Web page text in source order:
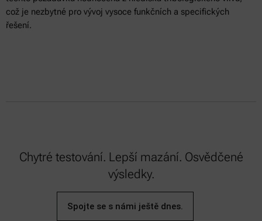
což je nezbytné pro vývoj vysoce funkčních a specifických
řešení.
Chytré testování. Lepší mazání. Osvědčené
výsledky.
Spojte se s námi ještě dnes.